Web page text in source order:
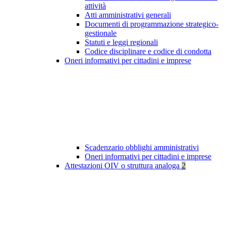
attività
Atti amministrativi generali
Documenti di programmazione strategico-
gestionale
Statuti e leggi regionali
Codice disciplinare e codice di condotta
Oneri informativi per cittadini e imprese
Scadenzario obblighi amministrativi
Oneri informativi per cittadini e imprese
Attestazioni OIV o struttura analoga 2